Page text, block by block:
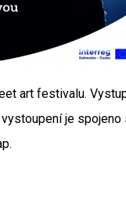
art festivalu.
je spojeno